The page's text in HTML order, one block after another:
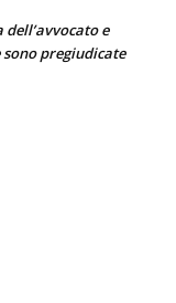
dell’avvocato e
sono pregiudicate